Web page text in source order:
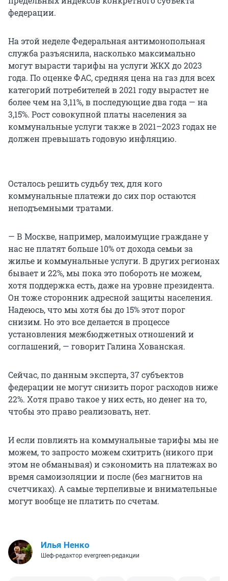
федерации.
На этой неделе Федеральная антимонопольная
служба разъяснила, насколько максимально
могут вырасти тарифы на услуги ЖКХ до 2023
года. По оценке ФАС, средняя цена на газ для всех
категорий потребителей в 2021 году вырастет не
более чем на 3,11%, в последующие два года — на
3,15%. Рост совокупной платы населения за
коммунальные услуги также в 2021–2023 годах не
должен превышать годовую инфляцию.
Осталось решить судьбу тех, для кого
коммунальные платежи до сих пор остаются
неподъемными тратами.
— В Москве, например, малоимущие граждане у
нас не платят больше 10% от дохода семьи за
жилье и коммунальные услуги. В других регионах
бывает и 22%, мы пока это побороть не можем,
хотя поддержка есть, даже на уровне президента.
Он тоже сторонник адресной защиты населения.
Надеюсь, что мы хотя бы до 15% этот порог
снизим. Но это все делается в процессе
установления межбюджетных отношений и
соглашений, — говорит Галина Хованская.
Сейчас, по данным эксперта, 37 субъектов
федерации не могут снизить порог расходов ниже
22%. Хотя право такое у них есть, но денег на то,
чтобы это право реализовать, нет.
И если повлиять на коммунальные тарифы мы не
можем, то запросто можем схитрить (никого при
этом не обманывая) и сэкономить на платежах во
время самоизоляции и после (без магнитов на
счетчиках). А самые терпеливые и внимательные
могут вообще не платить по счетам.
Илья Ненко
Шеф-редактор evergreen-редакции